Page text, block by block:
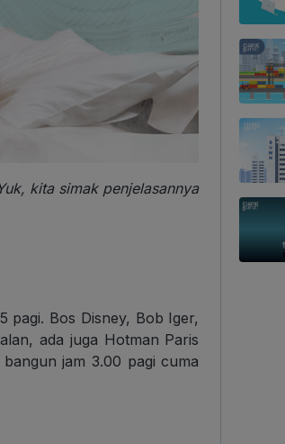
kita simak penjelasannya
pagi. Bos Disney, Bob Iger,
ada juga Hotman Paris
jam 3.00 pagi cuma